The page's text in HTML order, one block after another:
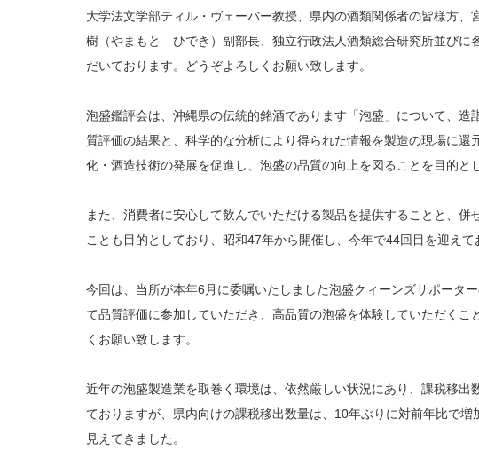
大学法文学部ティル・ヴェーバー教授、県内の酒類関係者の皆様方、
樹（やまもと ひでき）副部長、独立行政法人酒類総合研究所並びに
だいております。どうぞよろしくお願い致します。
泡盛鑑評会は、沖縄県の伝統的銘酒であります「泡盛」について、造
質評価の結果と、科学的な分析により得られた情報を製造の現場に還
化・酒造技術の発展を促進し、泡盛の品質の向上を図ることを目的と
また、消費者に安心して飲んでいただける製品を提供することと、併
ことも目的としており、昭和47年から開催し、今年で44回目を迎えて
今回は、当所が本年6月に委嘱いたしました泡盛クィーンズサポータ
て品質評価に参加していただき、高品質の泡盛を体験していただくこ
くお願い致します。
近年の泡盛製造業を取巻く環境は、依然厳しい状況にあり、課税移出
ておりますが、県内向けの課税移出数量は、10年ぶりに対前年比で増
見えてきました。